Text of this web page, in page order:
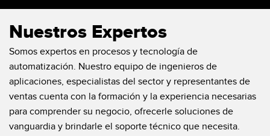
Amplificadores de Fibra Óptica
Fiber Optics
Sensores de Marca de Registro, Color y Luminiscencia
Pick-to Light Sensors
Eficiencia General de Los Equipos (OEE)
Mantenimiento Predictivo
Mantenimiento Predictivo
Monitoreo Remoto
Monitoreo de Nivel en Tanque
Comunicaciones de Fábrica
Nuestros Expertos
Somos expertos en procesos y tecnología de
automatización. Nuestro equipo de ingenieros de
aplicaciones, especialistas del sector y representantes de
ventas cuenta con la formación y la experiencia necesarias
para comprender su negocio, ofrecerle soluciones de
vanguardia y brindarle el soporte técnico que necesita.